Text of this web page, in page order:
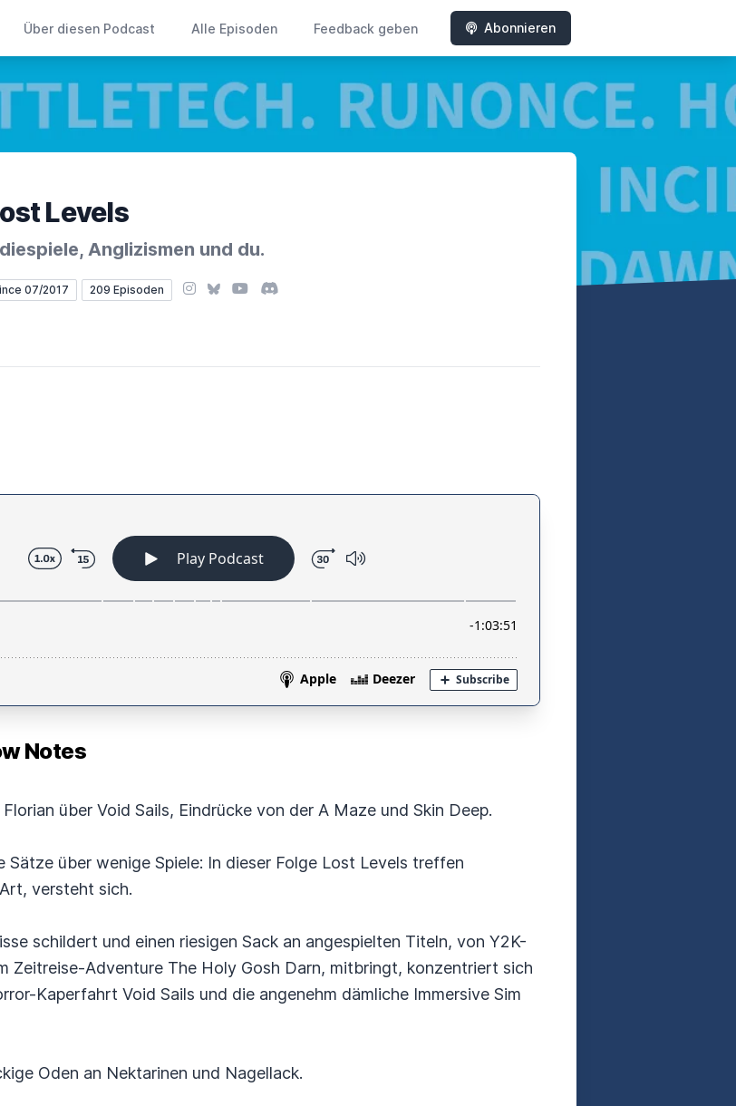
Über diesen Podcast Alle Episoden Feedback geben Abonnieren
Levels
Anglizismen und du.
07/2017 209 Episoden Instagram
BlueskyYouTubeDiscord
Notes
über Void Sails, Eindrücke von der A Maze und Skin Deep.
Sätze über wenige Spiele: In dieser Folge Lost Levels treffen
versteht sich.
schildert und einen riesigen Sack an angespielten Titeln, von Y2K-
Zeitreise-Adventure The Holy Gosh Darn, mitbringt, konzentriert sich
Kaperfahrt Void Sails und die angenehm dämliche Immersive Sim
Oden an Nektarinen und Nagellack.